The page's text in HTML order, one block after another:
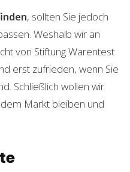
, sollten Sie jedoch
Weshalb wir an
von Stiftung Warentest
erst zufrieden, wenn Sie
Schließlich wollen wir
Markt bleiben und